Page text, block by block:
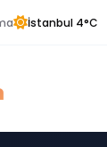
İstanbul 4°C